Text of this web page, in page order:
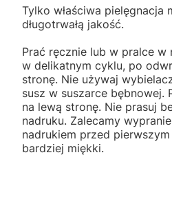
Tylko właściwa pielęgnacja
długotrwałą jakość.
Prać ręcznie lub w pralce w
w delikatnym cyklu, po
stronę. Nie używaj
susz w suszarce bębnowej.
na lewą stronę. Nie prasuj
nadruku. Zalecamy
nadrukiem przed
bardziej miękki.